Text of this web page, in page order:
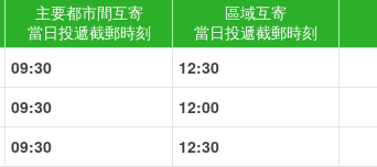
主要都市間互寄
當日投遞截郵時刻
區域互寄
當日投遞截郵時刻
09:30
12:30
09:30
12:00
09:30
12:30